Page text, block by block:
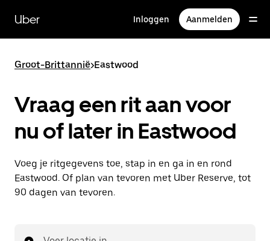
naar
hoofdinhoud
Uber Inloggen Aanmelden
Groot-Brittannië>Eastwood
Vraag een rit aan voor
nu of later in Eastwood
Voeg je ritgegevens toe, stap in en ga in en rond
Eastwood. Of plan van tevoren met Uber Reserve, tot
90 dagen van tevoren.